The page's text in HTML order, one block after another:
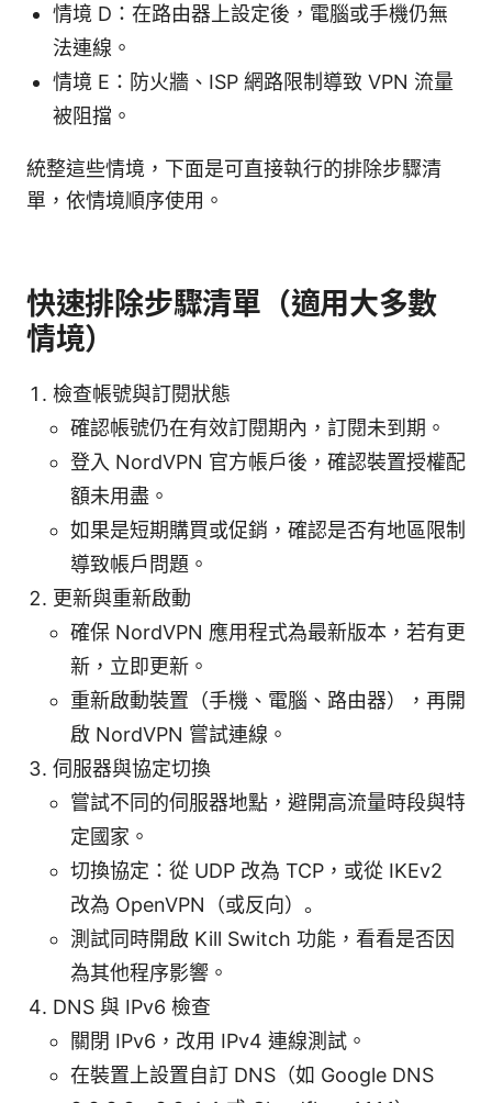
情境 D：在路由器上設定後，電腦或手機仍無
法連線。
情境 E：防火牆、ISP 網路限制導致 VPN 流量
被阻擋。
統整這些情境，下面是可直接執行的排除步驟清
單，依情境順序使用。
快速排除步驟清單（適用大多數
情境）
檢查帳號與訂閱狀態
確認帳號仍在有效訂閱期內，訂閱未到期。
登入 NordVPN 官方帳戶後，確認裝置授權配
額未用盡。
如果是短期購買或促銷，確認是否有地區限制
導致帳戶問題。
更新與重新啟動
確保 NordVPN 應用程式為最新版本，若有更
新，立即更新。
重新啟動裝置（手機、電腦、路由器），再開
啟 NordVPN 嘗試連線。
伺服器與協定切換
嘗試不同的伺服器地點，避開高流量時段與特
定國家。
切換協定：從 UDP 改為 TCP，或從 IKEv2
改為 OpenVPN（或反向）。
測試同時開啟 Kill Switch 功能，看看是否因
為其他程序影響。
DNS 與 IPv6 檢查
關閉 IPv6，改用 IPv4 連線測試。
在裝置上設置自訂 DNS（如 Google DNS